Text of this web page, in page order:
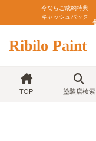
今ならご成約特典
キャッシュバック
Ribilo Paint
TOP 塗装店検索